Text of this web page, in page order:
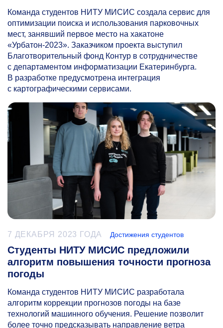
Команда студентов НИТУ МИСИС создала сервис для
оптимизации поиска и использования парковочных
мест, занявший первое место на хакатоне
«Урбатон-2023». Заказчиком проекта выступил
Благотворительный фонд Контур в сотрудничестве
с департаментом информатизации Екатеринбурга.
В разработке предусмотрена интеграция
с картографическими сервисами.
7 ДЕКАБРЯ 2023 ГОДА Достижения студентов
Студенты НИТУ МИСИС предложили
алгоритм повышения точности прогноза
погоды
Команда студентов НИТУ МИСИС разработала
алгоритм коррекции прогнозов погоды на базе
технологий машинного обучения. Решение позволит
более точно предсказывать направление ветра